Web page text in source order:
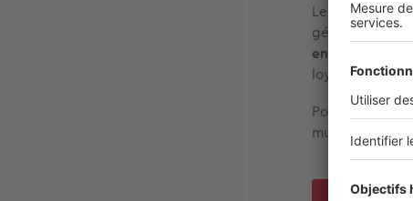
Le montant
géographique.
engendrées
loyer d’un
Pour être
mutation, ou